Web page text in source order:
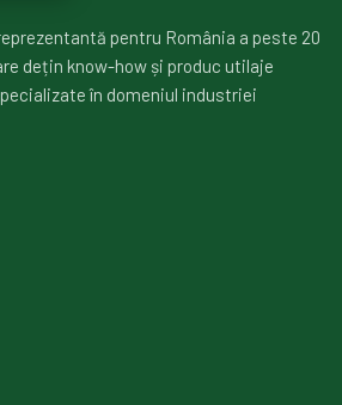
pentru România a peste 20
dețin know-how și produc utilaje
în domeniul industriei